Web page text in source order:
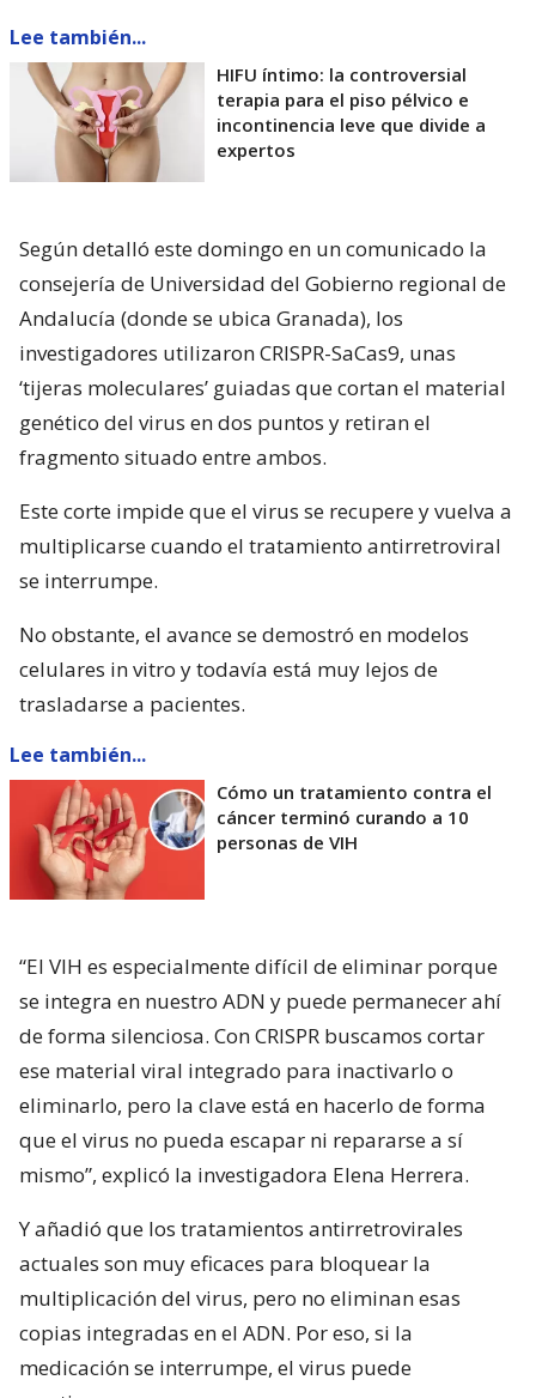
Lee también...
HIFU íntimo: la controversial
terapia para el piso pélvico e
incontinencia leve que divide a
expertos
Según detalló este domingo en un comunicado la
consejería de Universidad del Gobierno regional de
Andalucía (donde se ubica Granada), los
investigadores utilizaron CRISPR-SaCas9, unas
‘tijeras moleculares’ guiadas que cortan el material
genético del virus en dos puntos y retiran el
fragmento situado entre ambos.
Este corte impide que el virus se recupere y vuelva a
multiplicarse cuando el tratamiento antirretroviral
se interrumpe.
No obstante, el avance se demostró en modelos
celulares in vitro y todavía está muy lejos de
trasladarse a pacientes.
Lee también...
Cómo un tratamiento contra el
cáncer terminó curando a 10
personas de VIH
“El VIH es especialmente difícil de eliminar porque
se integra en nuestro ADN y puede permanecer ahí
de forma silenciosa. Con CRISPR buscamos cortar
ese material viral integrado para inactivarlo o
eliminarlo, pero la clave está en hacerlo de forma
que el virus no pueda escapar ni repararse a sí
mismo”, explicó la investigadora Elena Herrera.
Y añadió que los tratamientos antirretrovirales
actuales son muy eficaces para bloquear la
multiplicación del virus, pero no eliminan esas
copias integradas en el ADN. Por eso, si la
medicación se interrumpe, el virus puede